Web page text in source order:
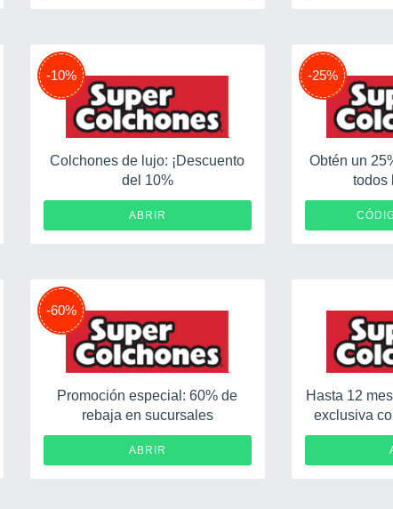
-10%
Colchones de lujo: ¡Descuento
del 10%
ABRIR
-25%
Obtén un
todos
-60%
Promoción especial: 60% de
rebaja en sucursales
ABRIR
Hasta 12
exclusiva